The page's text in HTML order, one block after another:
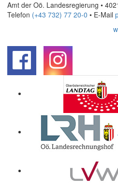
Amt der Oö. Landesregierung •
Telefon (+43 732) 77 20-0 • E-Mail